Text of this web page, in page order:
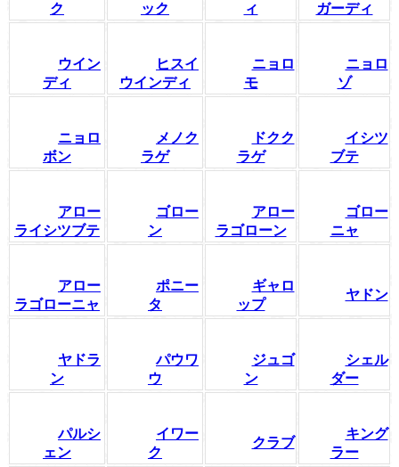
ク
ック
ィ
ガーディ
ウイン
ディ
ヒスイ
ウインディ
ニョロ
モ
ニョロ
ゾ
ニョロ
ボン
メノク
ラゲ
ドクク
ラゲ
イシツ
ブテ
アロー
ライシツブテ
ゴロー
ン
アロー
ラゴローン
ゴロー
ニャ
アロー
ラゴローニャ
ポニー
タ
ギャロ
ップ
ヤドン
ヤドラ
ン
パウワ
ウ
ジュゴ
ン
シェル
ダー
パルシ
ェン
イワー
ク
クラブ
キング
ラー